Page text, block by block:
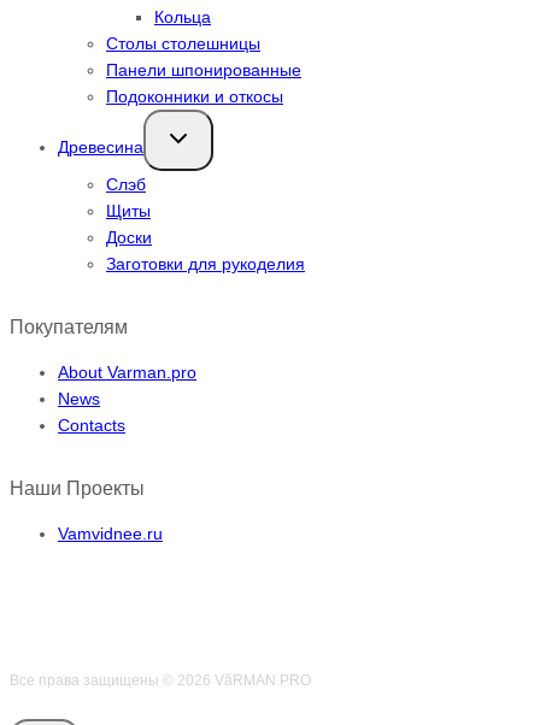
Кольца
Столы столешницы
Панели шпонированные
Подоконники и откосы
Древесина
Переключить
дочернее
Слэб
Щиты
Доски
Заготовки для рукоделия
Покупателям
About Varman.pro
News
Contacts
Наши Проекты
Vamvidnee.ru
Все права защищены © 2026 VӑRMAN.PRO